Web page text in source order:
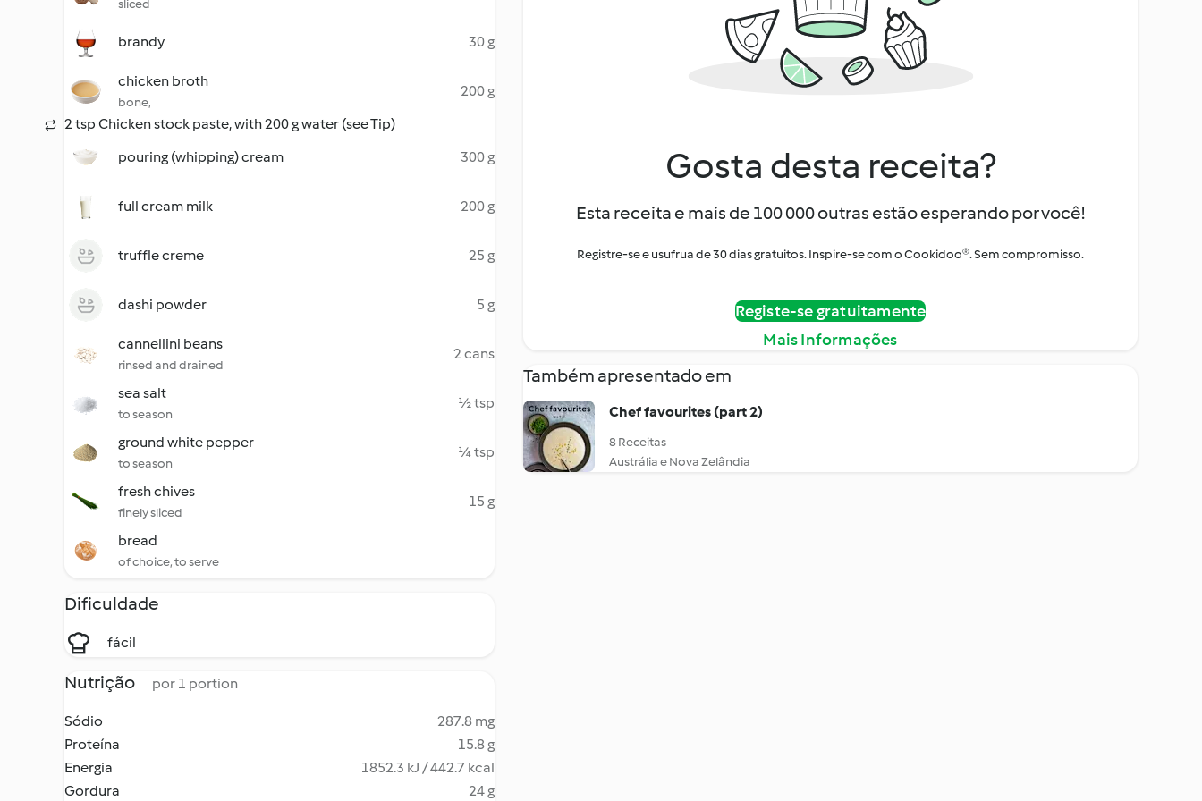
sliced
brandy 30 g
chicken broth
bone,
200 g
2 tsp Chicken stock paste, with 200 g water (see Tip)
pouring (whipping) cream
300 g
full cream milk 200 g
truffle creme 25 g
dashi powder 5 g
cannellini beans
rinsed and drained
2 cans
sea salt
to season
½ tsp
ground white pepper
to season
¼ tsp
fresh chives
finely sliced
15 g
bread
of choice, to serve
Dificuldade
fácil
Nutrição por 1 portion
Sódio
287.8 mg
Proteína
15.8 g
Energia
1852.3 kJ / 442.7 kcal
Gordura
24 g
Gosta desta receita?
Esta receita e mais de 100 000 outras estão esperando por você!
Registre-se e usufrua de 30 dias gratuitos. Inspire-se com o Cookidoo®. Sem compromisso.
Registe-se gratuitamente
Mais Informações
Também apresentado em
Chef favourites (part 2)
8 Receitas
Austrália e Nova Zelândia